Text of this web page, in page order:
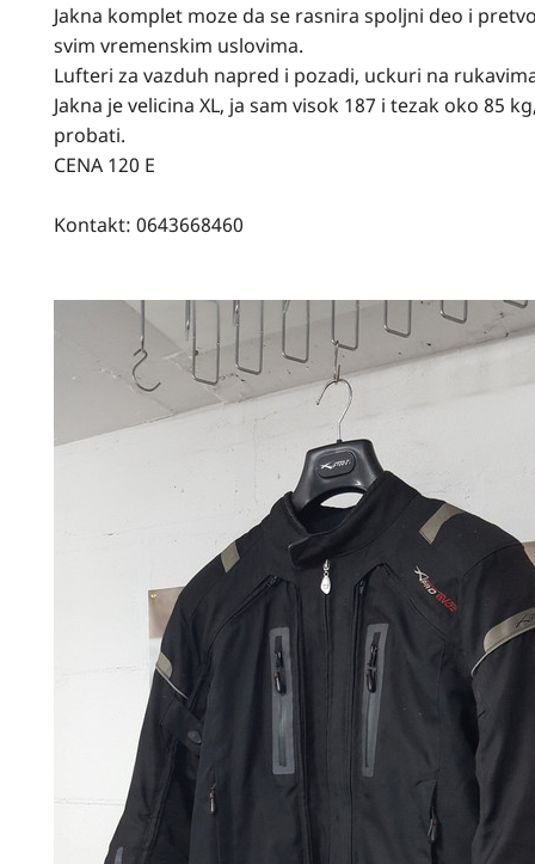
Jakna komplet moze da se rasnira spoljni deo i
svim vremenskim uslovima.
Lufteri za vazduh napred i pozadi, uckuri na
Jakna je velicina XL, ja sam visok 187 i tezak oko 85
probati.
CENA 120 E
Kontakt: 0643668460